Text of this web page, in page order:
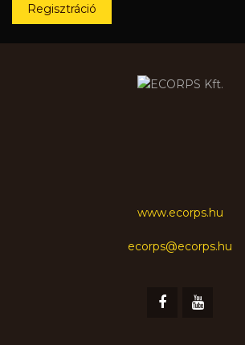
Regisztráció
www.ecorps.hu
ecorps@ecorps.hu